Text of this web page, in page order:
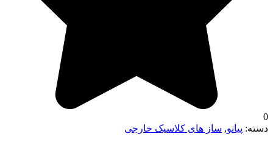
0
دسته: پیانو, ساز های کلاسیک خارجی